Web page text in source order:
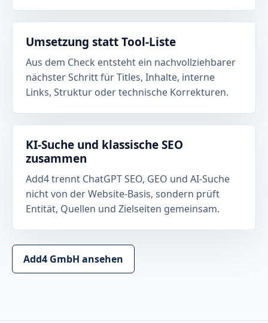
Umsetzung statt Tool-Liste
Aus dem Check entsteht ein nachvollziehbarer
nächster Schritt für Titles, Inhalte, interne
Links, Struktur oder technische Korrekturen.
KI-Suche und klassische SEO
zusammen
Add4 trennt ChatGPT SEO, GEO und AI-Suche
nicht von der Website-Basis, sondern prüft
Entität, Quellen und Zielseiten gemeinsam.
Add4 GmbH ansehen